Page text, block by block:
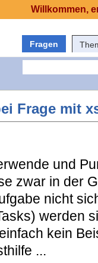
Fragen
Frage mit
und
zwar in der
nicht
werden
kein
...
Willkommen,